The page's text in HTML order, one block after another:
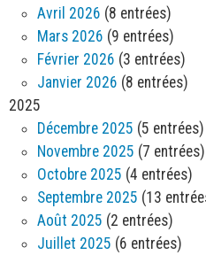
Avril 2026 (8 entrées)
Mars 2026 (9 entrées)
Février 2026 (3 entrées)
Janvier 2026 (8 entrées)
2025
Décembre 2025 (5 entrées)
Novembre 2025 (7 entrées)
Octobre 2025 (4 entrées)
Septembre 2025 (13
Août 2025 (2 entrées)
Juillet 2025 (6 entrées)